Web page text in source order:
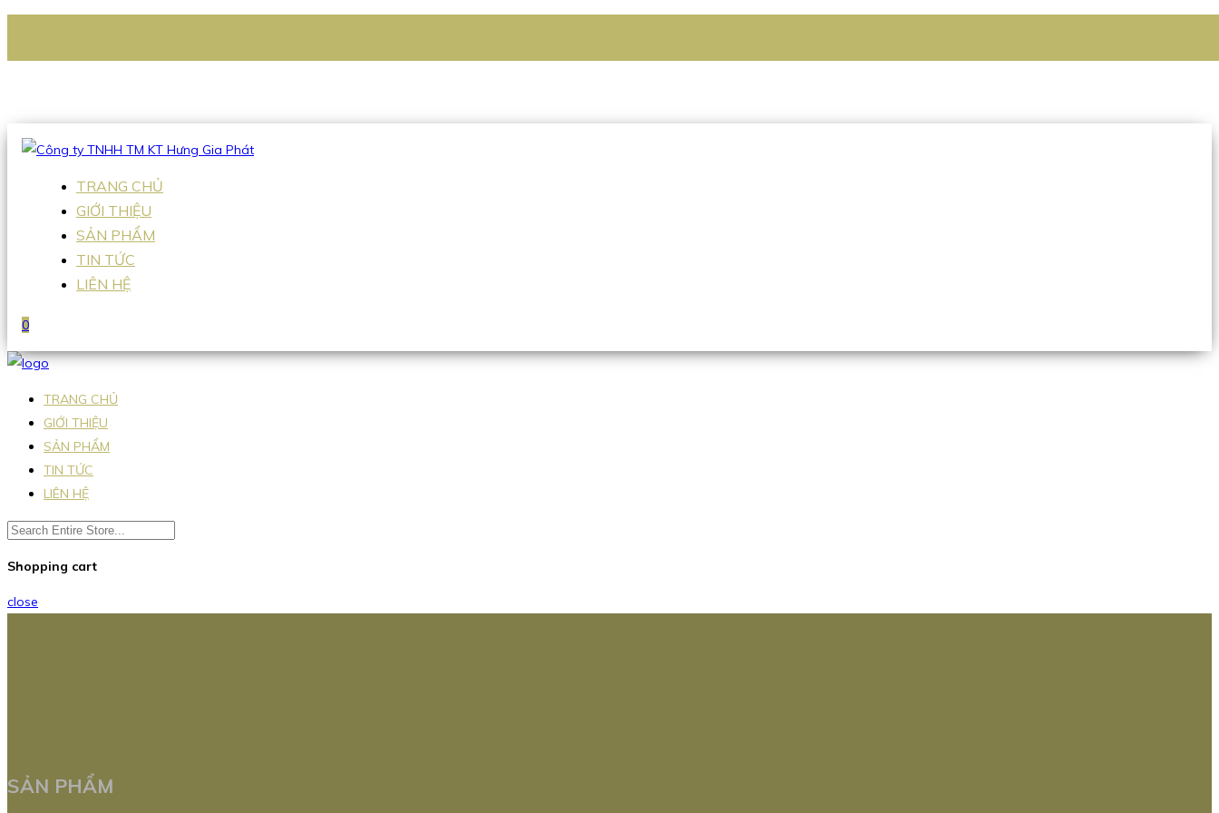
Hotline:0938 336 079
TRANG CHỦ
GIỚI THIỆU
SẢN PHẨM
TIN TỨC
LIÊN HỆ
0
TRANG CHỦ
GIỚI THIỆU
SẢN PHẨM
TIN TỨC
LIÊN HỆ
Shopping cart
close
SẢN PHẨM